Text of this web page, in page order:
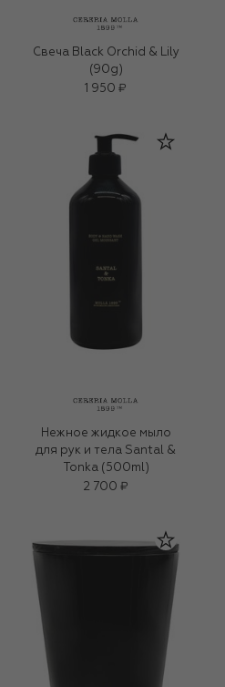
Свеча Black Orchid & Lily
(90g)
1 950 ₽
Нежное жидкое мыло
для рук и тела Santal &
Tonka (500ml)
2 700 ₽